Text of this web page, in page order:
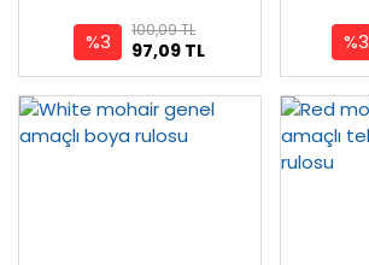
%3 97,09 TL
100,09 TL %3